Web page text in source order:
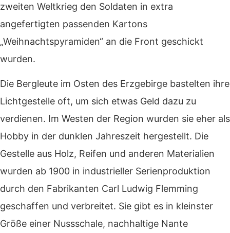
zweiten Weltkrieg den Soldaten in extra
angefertigten passenden Kartons
„Weihnachtspyramiden“ an die Front geschickt
wurden.
Die Bergleute im Osten des Erzgebirge bastelten ihre
Lichtgestelle oft, um sich etwas Geld dazu zu
verdienen. Im Westen der Region wurden sie eher als
Hobby in der dunklen Jahreszeit hergestellt. Die
Gestelle aus Holz, Reifen und anderen Materialien
wurden ab 1900 in industrieller Serienproduktion
durch den Fabrikanten Carl Ludwig Flemming
geschaffen und verbreitet. Sie gibt es in kleinster
Größe einer Nussschale, nachhaltige Nante